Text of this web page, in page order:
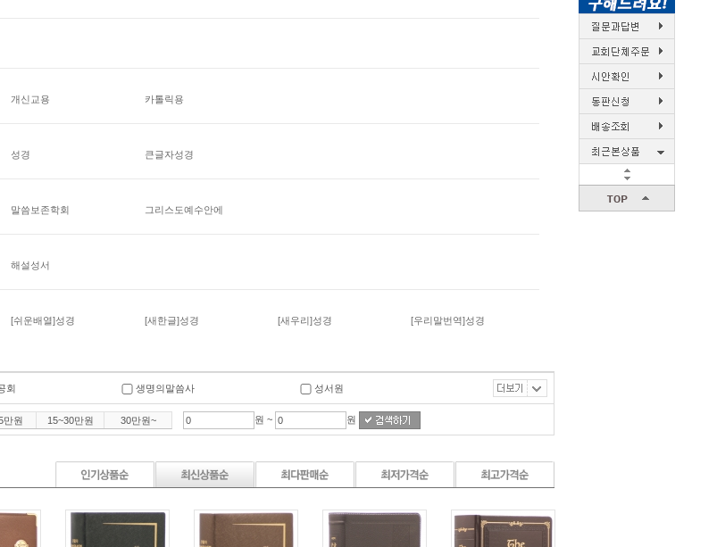
개신교용 카톨릭용
성경 큰글자성경
말씀보존학회 그리스도예수안에
해설성서
[쉬운배열]성경 [새한글]성경 [새우리]성경 [우리말번역]성경
회 생명의말씀사 성서원
이스트워드
만원 15~30만원 30만원~ 원 ~ 원